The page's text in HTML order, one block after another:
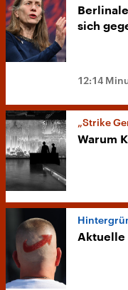
sich
12:14
„Strike
Warum
Aktuelle